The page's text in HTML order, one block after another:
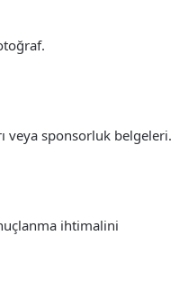
veya sponsorluk belgeleri.
ihtimalini